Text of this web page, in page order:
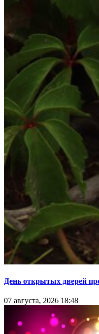
День открытых дверей
07 августа, 2026 18:48